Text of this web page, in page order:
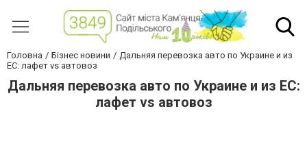
Головна Бізнес новини
Дальняя перевозка авто по Украине и из
ЕС: лафет vs автовоз
Дальняя перевозка авто по Украине и из ЕС:
лафет vs автовоз